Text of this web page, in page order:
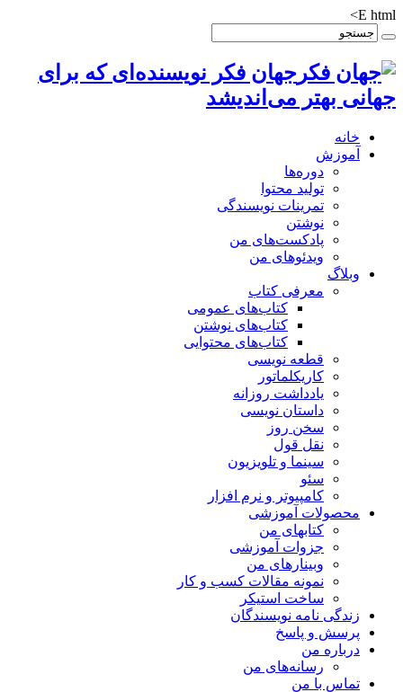
E html>
جهان فکر نویسنده‌ای که برای
جهانی بهتر می‌اندیشد
خانه
آموزش
دوره‌ها
تولید محتوا
تمرینات نویسندگی
نوشتن
پادکست‌های من
ویدئوهای من
وبلاگ
معرفی کتاب
کتاب‌های عمومی
کتاب‌های نوشتن
کتاب‌های محتوایی
قطعه نویسی
کاریکلماتور
یادداشت روزانه
داستان نویسی
سخن روز
نقل قول
سینما و تلویزیون
سئو
کامپیوتر و نرم افزار
محصولات آموزشی
کتابهای من
جزوات آموزشی
وبینارهای من
نمونه مقالات کسب و کار
ساخت استیکر
زندگی نامه نویسندگان
پرسش و پاسخ
درباره من
رسانه‌ها‌ی من
تماس با من